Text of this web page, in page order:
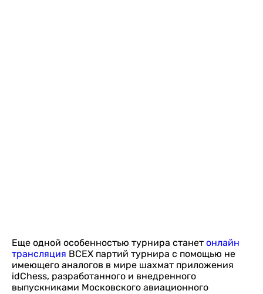
Еще одной особенностью турнира станет онлайн
трансляция ВСЕХ партий турнира с помощью не
имеющего аналогов в мире шахмат приложения
idChess, разработанного и внедренного
выпускниками Московского авиационного